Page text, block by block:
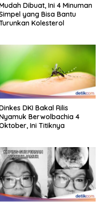
Dibuat, Ini 4 Minuman
yang Bisa Bantu
Kolesterol
DKI Bakal Rilis
Berwolbachia 4
Ini Titiknya